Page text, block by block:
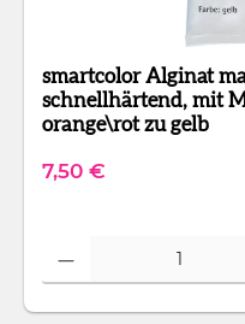
smartcolor Alginat mango
schnellhärtend, mit
orange\rot zu gelb
Regulärer Preis:
7,50 €
Produkt Anzahl: Gib den